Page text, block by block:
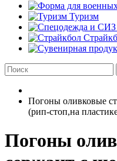
Туризм
Погоны оливковые
(рип-стоп,на
Погоны